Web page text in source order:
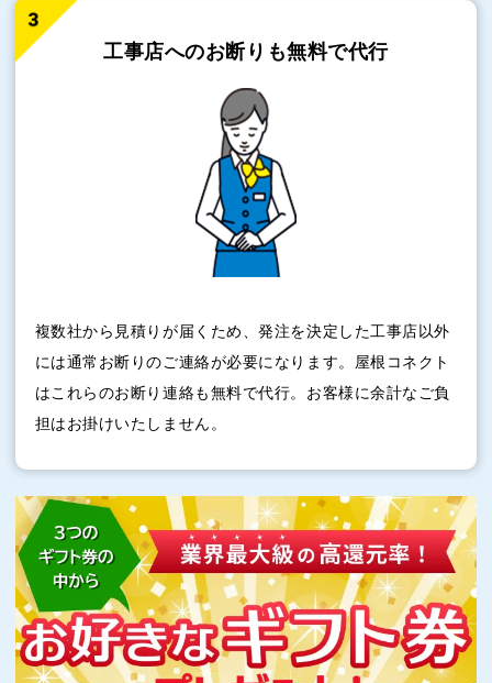
工事店へのお断りも無料で代行
複数社から見積りが届くため、発注を決定した工事店以外
には通常お断りのご連絡が必要になります。屋根コネクト
はこれらのお断り連絡も無料で代行。お客様に余計なご負
担はお掛けいたしません。